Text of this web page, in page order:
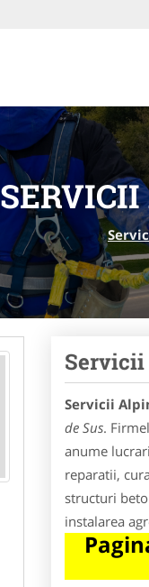
Servicii
Servicii
de Sus.
anume
reparatii,
structuri
instalarea